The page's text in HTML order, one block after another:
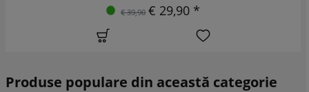
€ 39,90 € 29,90 *
Produse populare din această categorie